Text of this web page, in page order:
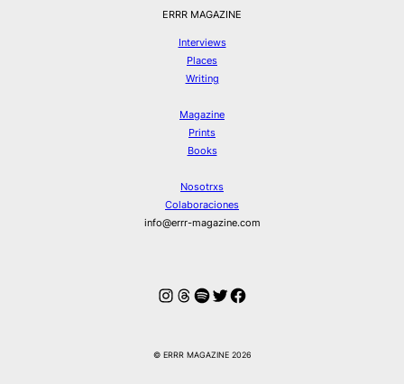
ERRR MAGAZINE
Interviews
Places
Writing
Magazine
Prints
Books
Nosotrxs
Colaboraciones
info@errr-magazine.com
Instagram
Hilos
Spotify
Twitter
Facebook
© ERRR MAGAZINE 2026